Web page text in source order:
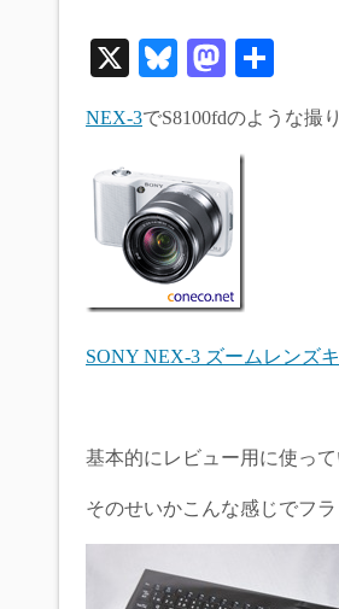
X
Bl
sk
y
M
to
do
n
NEX-3でS8100fdのような撮
SONY NEX-3 ズームレンズ
基本的にレビュー用に使っ
そのせいかこんな感じでフ